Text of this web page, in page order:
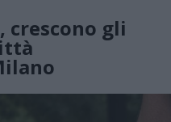
crescono gli